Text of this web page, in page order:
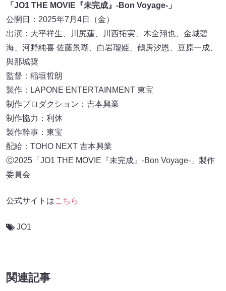
「JO1 THE MOVIE『未完成』-Bon Voyage-」
公開日：2025年7月4日（金）
出演：大平祥生、川尻蓮、川西拓実、木全翔也、金城碧
海、河野純喜 佐藤景瑚、白岩瑠姫、鶴房汐恩、豆原一成、
與那城奨
監督：稲垣哲朗
製作：LAPONE ENTERTAINMENT 東宝
制作プロダクション：吉本興業
制作協力：利休
製作幹事：東宝
配給：TOHO NEXT 吉本興業
Ⓒ2025「JO1 THE MOVIE『未完成』-Bon Voyage-」製作
委員会
公式サイトはこちら
JO1
関連記事